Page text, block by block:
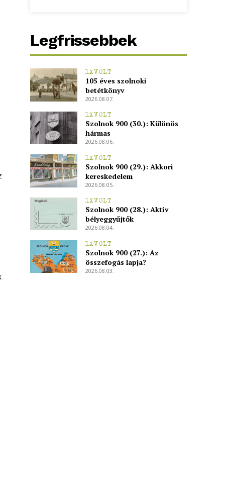
Legfrissebbek
1XVOLT
105 éves szolnoki
betétkönyv
2026.08.07.
1XVOLT
Szolnok 900 (30.): Különös
hármas
2026.08.06.
1XVOLT
Szolnok 900 (29.): Akkori
kereskedelem
2026.08.05.
1XVOLT
Szolnok 900 (28.): Aktív
bélyeggyűjtők
2026.08.04.
1XVOLT
Szolnok 900 (27.): Az
összefogás lapja?
2026.08.03.